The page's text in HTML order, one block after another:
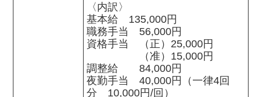
〈内訳〉
基本給　135,000円
職務手当　56,000円
資格手当　（正）25,000円
（准）15,000円
調整給　　84,000円
夜勤手当　40,000円（一律4回
分　10,000円/回）